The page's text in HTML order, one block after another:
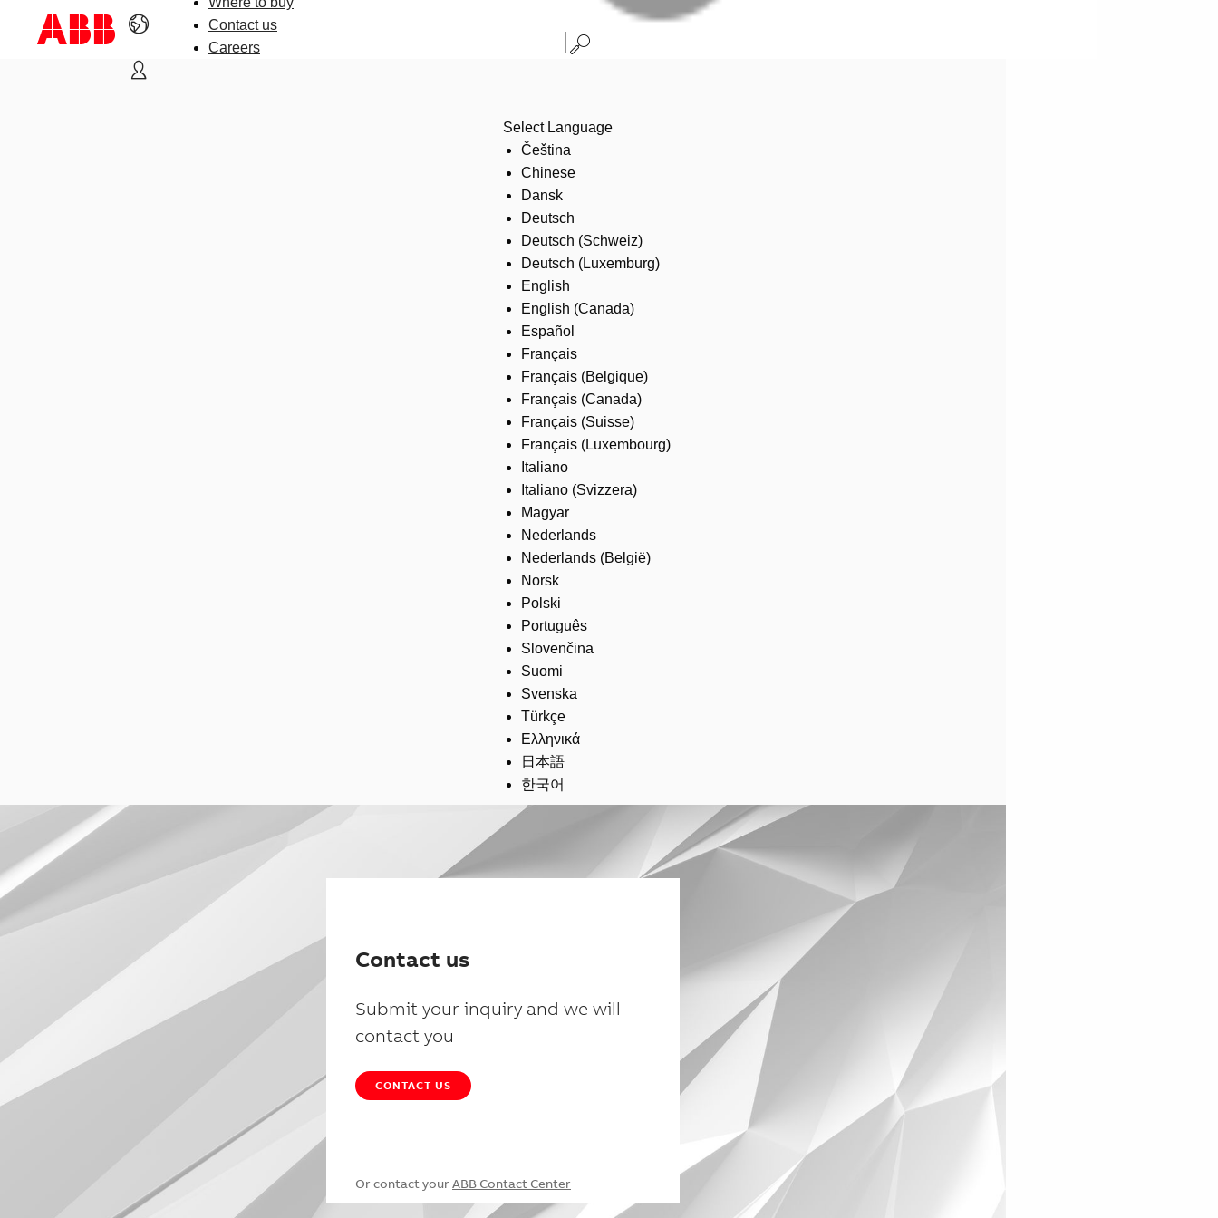
Contact us
Careers
Select Language
Čeština
Chinese
Dansk
Deutsch
Deutsch (Schweiz)
Deutsch (Luxemburg)
English
English (Canada)
Español
Français
Français (Belgique)
Français (Canada)
Français (Suisse)
Français (Luxembourg)
Italiano
Italiano (Svizzera)
Magyar
Nederlands
Nederlands (België)
Norsk
Polski
Português
Slovenčina
Suomi
Svenska
Türkçe
Ελληνικά
日本語
한국어
Contact us
Submit your inquiry and we will
contact you
CONTACT US
Or contact your ABB Contact Center